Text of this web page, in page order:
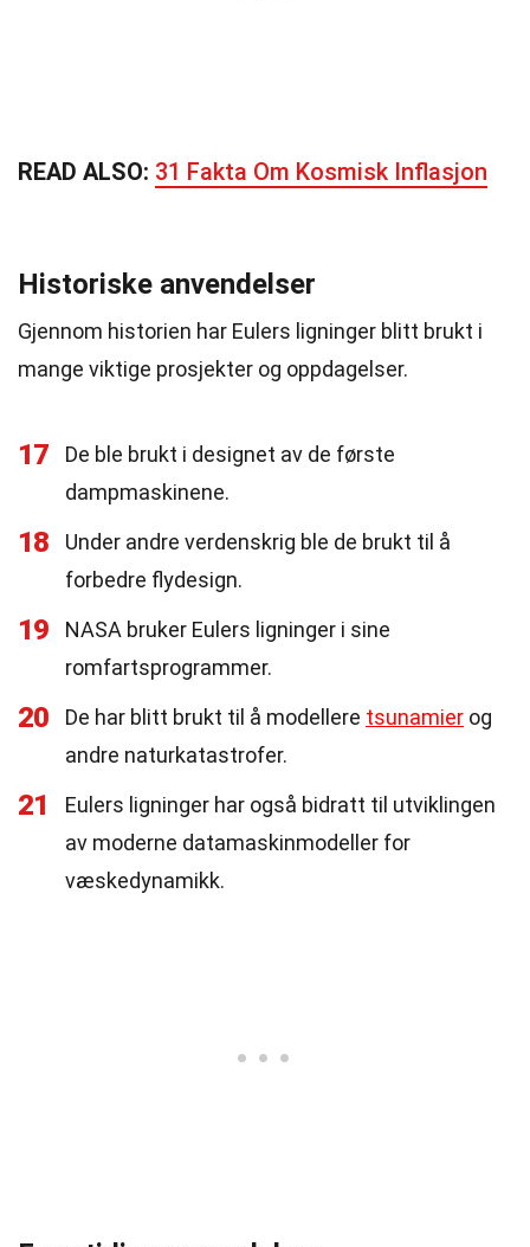
READ ALSO: 31 Fakta Om Kosmisk Inflasjon
Historiske anvendelser
Gjennom historien har Eulers ligninger blitt brukt i
mange viktige prosjekter og oppdagelser.
17
De ble brukt i designet av de første
dampmaskinene.
18
Under andre verdenskrig ble de brukt til å
forbedre flydesign.
19
NASA bruker Eulers ligninger i sine
romfartsprogrammer.
20 De har blitt brukt til å modellere tsunamier og
andre naturkatastrofer.
21
Eulers ligninger har også bidratt til utviklingen
av moderne datamaskinmodeller for
væskedynamikk.